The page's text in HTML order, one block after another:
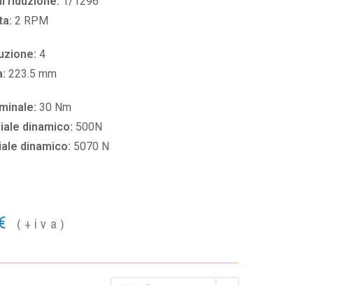
2 RPM
4
223.5 mm
30 Nm
dinamico: 500N
dinamico: 5070 N
(+iva)